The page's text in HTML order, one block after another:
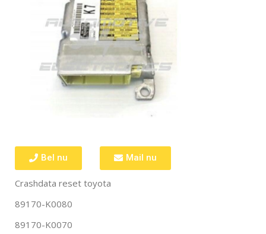
Bel nu Mail nu
Crashdata reset toyota
89170-K0080
89170-K0070